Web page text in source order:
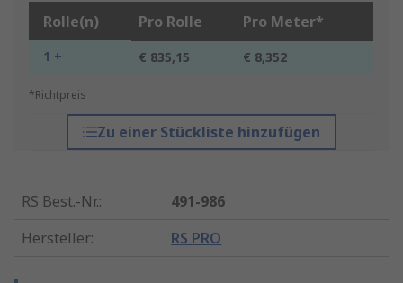
Rolle(n) Pro Rolle Pro Meter*
1 + € 835,15 € 8,352
*Richtpreis
Zu einer Stückliste hinzufügen
RS Best.-Nr.:
491-986
Hersteller: RS PRO